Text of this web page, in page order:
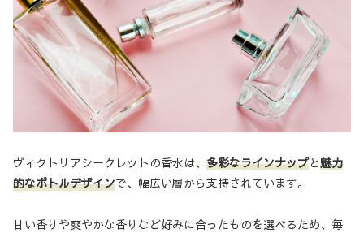
ヴィクトリアシークレットの香水は、 多彩なラインナップと魅力
的なボトルデザインで、幅広い層から支持されています。
甘い香りや爽やかな香りなど好みに合ったものを選べるため、毎